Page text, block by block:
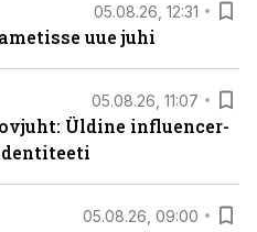
05.08.26, 12:31
uue juhi
05.08.26, 11:07
Üldine influencer-
05.08.26, 09:00